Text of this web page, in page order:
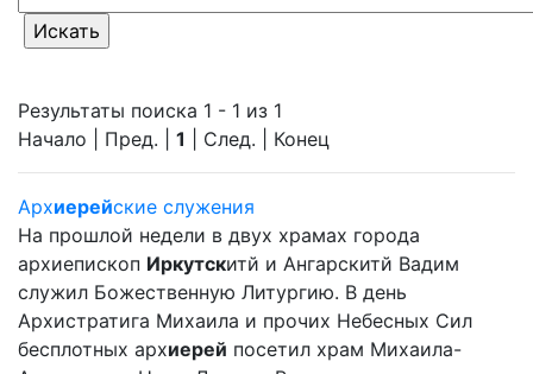
Результаты поиска 1 - 1 из 1
Начало | Пред. | 1 | След. | Конец
Архиерейские служения
На прошлой недели в двух храмах города
архиепископ Иркутскитй и Ангарскитй Вадим
служил Божественную Литургию. В день
Архистратига Михаила и прочих Небесных Сил
бесплотных архиерей посетил храм Михаила-